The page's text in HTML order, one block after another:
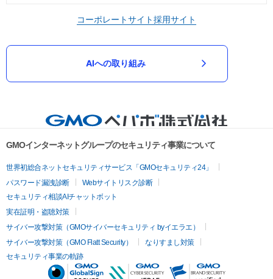
コーポレートサイト採用サイト
AIへの取り組み
GMOインターネットグループのセキュリティ事業について
世界初総合ネットセキュリティサービス「GMOセキュリティ24」
パスワード漏洩診断
Webサイトリスク診断
セキュリティ相談AIチャットボット
実在証明・盗聴対策
サイバー攻撃対策（GMOサイバーセキュリティ byイエラエ）
サイバー攻撃対策（GMO Flatt Security）
なりすまし対策
セキュリティ事業の軌跡